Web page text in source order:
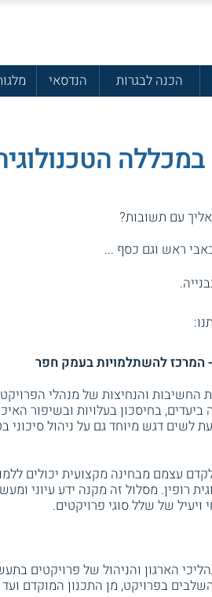
הכנה לבגרות הנדסאי
במכללה
עם תשובות?
ראש וגם כסף ...
- המרכז להשתלמויות בעמק חפר
והנחיצות של מנהלי
בחיסכון בעלויות ובשיפור
לשים דגש מיוחד גם על ניהול סיכוני
עצמם מבחינה מקצועית יכולים
רופין. מסלול זה מקנה ידע עיוני
ויעיל של שלל סוגי פרויקטים.
הארגון והניהול של פרויקטים
השלבים בפרויקט, מן התכנון המוקדם